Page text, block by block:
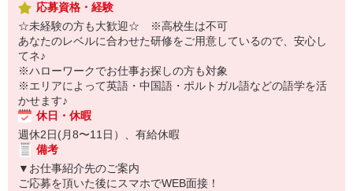
応募資格・経験
☆未経験の方も大歓迎☆ ※高校生は不可
あなたのレベルに合わせた研修をご用意しているので、安心し
てネ♪
※ハローワークでお仕事お探しの方も対象
※エリアによって英語・中国語・ポルトガル語などの語学を活
かせます♪
休日・休暇
週休2日(月8〜11日）、有給休暇
備考
▼お仕事紹介先のご案内
ご応募を頂いた後にスマホでWEB面接！